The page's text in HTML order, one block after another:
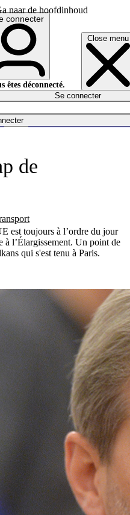
naar de hoofdinhoud
Close menu
connecter
êtes déconnecté.
Se connecter
de
est toujours à l’ordre du jour
à l’Élargissement. Un point de
qui s'est tenu à Paris.